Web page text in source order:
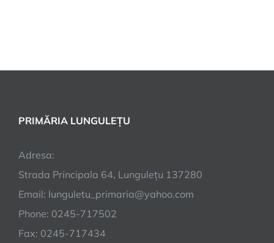
PRIMĂRIA LUNGULEȚU
Adresa:
Strada Principala 64, Lungulețu 137280
Email: lunguletu_primaria@yahoo.com
Phone: 0245-717502
Fax: 0245-717434